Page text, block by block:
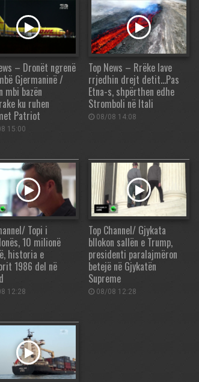
– Dronët ngrenë
Gjermaninë /
mbi bazën
ku ruhen
Patriot
15:00
Top News – Rrëke lave
rrjedhin drejt detit…Pas
Etna-s, shpërthen edhe
Stromboli në Itali
08/08 14:08
Topi i
10 milionë
historia e
1986 del në
12:28
Top Channel/ Gjykata
bllokon sallën e Trump,
presidenti paralajmëron
betejë në Gjykatën
Supreme
08/08 12:28